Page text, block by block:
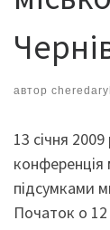
автор
13 січня
підсумками
Початок о 12